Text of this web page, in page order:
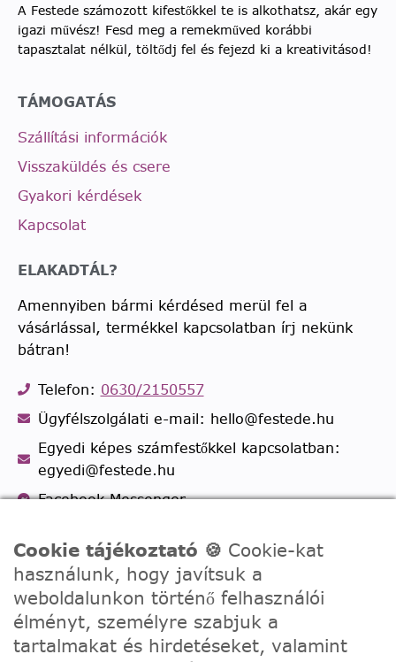
A Festede számozott kifestőkkel te is alkothatsz, akár egy
igazi művész! Fesd meg a remekműved korábbi
tapasztalat nélkül, töltődj fel és fejezd ki a kreativitásod!
TÁMOGATÁS
Szállítási információk
Visszaküldés és csere
Gyakori kérdések
Kapcsolat
ELAKADTÁL?
Amennyiben bármi kérdésed merül fel a
vásárlással, termékkel kapcsolatban írj nekünk
bátran!
Telefon: 0630/2150557
Ügyfélszolgálati e-mail: hello@festede.hu
Egyedi képes számfestőkkel kapcsolatban:
egyedi@festede.hu
Facebook Messenger
Cookie tájékoztató 🍪 Cookie-kat
használunk, hogy javítsuk a
weboldalunkon történő felhasználói
élményt, személyre szabjuk a
tartalmakat és hirdetéseket, valamint